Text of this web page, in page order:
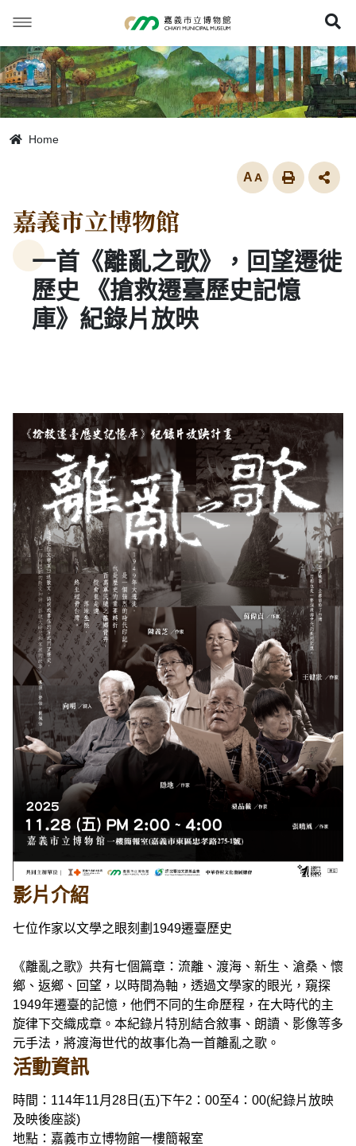
要
內
容
Home
放大
嘉義市立博物館
一首《離亂之歌》，回望遷徙
歷史 《搶救遷臺歷史記憶
庫》紀錄片放映
影片介紹
七位作家以文學之眼刻劃1949遷臺歷史
《離亂之歌》共有七個篇章：流離、渡海、新生、滄桑、懷
鄉、返鄉、回望，以時間為軸，透過文學家的眼光，窺探
1949年遷臺的記憶，他們不同的生命歷程，在大時代的主
旋律下交織成章。本紀錄片特別結合敘事、朗讀、影像等多
元手法，將渡海世代的故事化為一首離亂之歌。
活動資訊
時間：114年11月28日(五)下午2：00至4：00(紀錄片放映
及映後座談)
地點：嘉義市立博物館一樓簡報室